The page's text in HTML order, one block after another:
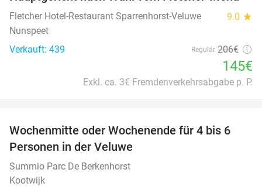
Fletcher Hotel-Restaurant Sparrenhorst-Veluwe 9.0 star
Nunspeet
Verkauft: 439
Regulär 206€
145€
Exkl. ca. 3€ Fremdenverkehrsabgabe p. P.
Wochenmitte oder Wochenende für 4 bis 6
Personen in der Veluwe
Summio Parc De Berkenhorst
Kootwijk